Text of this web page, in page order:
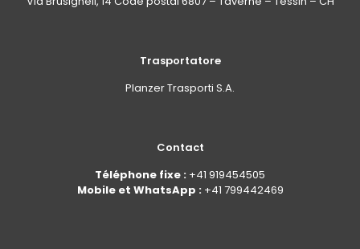
Trasportatore
Planzer Trasporti S.A.
Contact
Téléphone fixe : +41 919454505
Mobile et WhatsApp : +41 799442469